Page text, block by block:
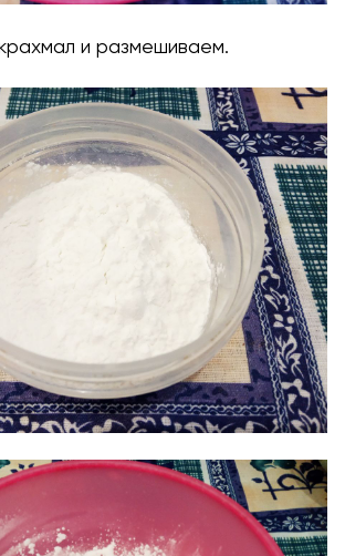
и размешиваем.